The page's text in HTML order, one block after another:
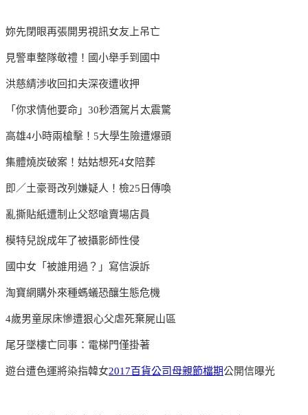
妳先閉眼再張開男視訊女友上吊亡
見警車整隊敬禮！國小舉手到國中
洪慈綪涉收回扣夫深夜遭收押
「你求情他要命」30秒酒駕片太震驚
高雄4小時兩槍擊！5大學生險遭爆頭
集體燒炭破案！姑姑想死4女陪葬
即／土豪哥改列嫌疑人！檢25日傳喚
亂撕貼紙遭制止父怒嗆賣場店員
模特兒說成年了被攝影師性侵
國中女「被誰用過？」寫信淚訴
淘寶網購外來種螞蟻恐釀生態危機
4歲男童尿床慘遭狠心父虐死棄屍山區
尾牙墜樓亡同事：電梯門僅掛著
遊台遭色運將染指韓女2017百貨公司母親節檔期公開信曝光